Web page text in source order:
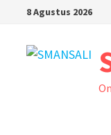
content
8 Agustus 2026